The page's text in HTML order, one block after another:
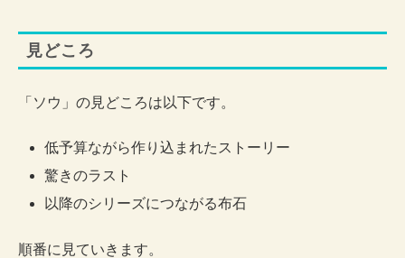
見どころ
「ソウ」の見どころは以下です。
低予算ながら作り込まれたストーリー
驚きのラスト
以降のシリーズにつながる布石
順番に見ていきます。